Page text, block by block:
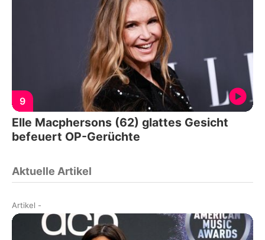
9
Elle Macphersons (62) glattes Gesicht
befeuert OP-Gerüchte
Aktuelle Artikel
Artikel -